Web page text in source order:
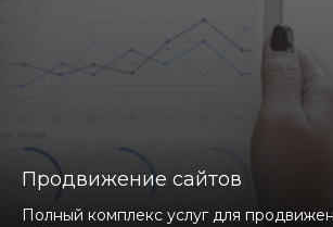
Продвижение сайтов
Полный комплекс услуг для